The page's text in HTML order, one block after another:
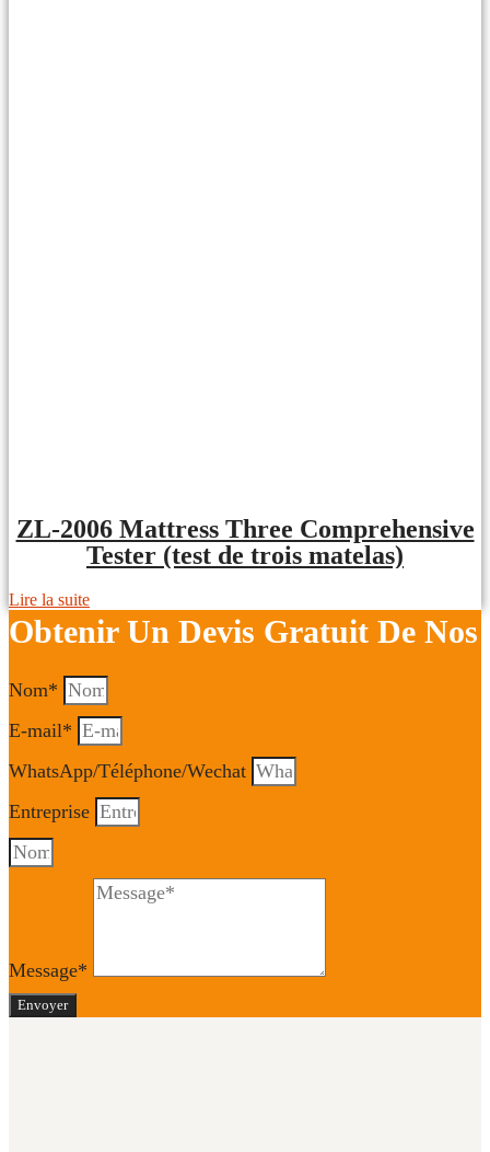
ZL-2006 Mattress Three Comprehensive
Tester (test de trois matelas)
Lire la suite
Obtenir Un Devis Gratuit De Nos
Nom*
E-mail*
WhatsApp/Téléphone/Wechat
Entreprise
Message*
Envoyer